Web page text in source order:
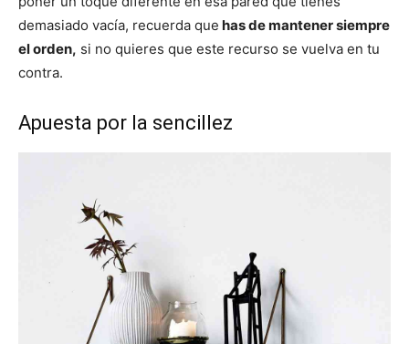
demasiado vacía, recuerda que has de mantener siempre
el orden, si no quieres que este recurso se vuelva en tu
contra.
Apuesta por la sencillez